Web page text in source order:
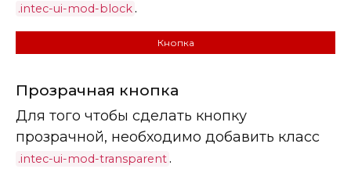
.intec-ui-mod-block.
Кнопка
Прозрачная кнопка
Для того чтобы сделать кнопку
прозрачной, необходимо добавить класс
.intec-ui-mod-transparent.